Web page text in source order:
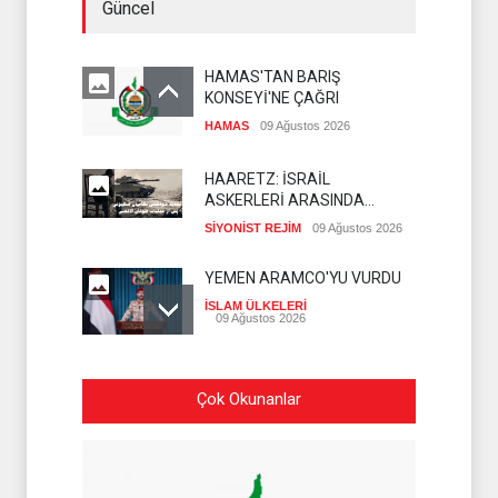
Güncel
HAMAS'TAN BARIŞ
KONSEYİ'NE ÇAĞRI
HAMAS 09 Ağustos 2026
HAARETZ: İSRAİL
ASKERLERİ ARASINDA
İNTİHAR ORANI ARTIYOR
SİYONİST REJİM 09 Ağustos 2026
YEMEN ARAMCO'YU VURDU
İSLAM ÜLKELERİ
09 Ağustos 2026
HÜSEYİN EL HAC HASAN
SİYONİST DÜŞMANLA
YAPILAN MÜZAKERELERİ
HİZBULLAH 09 Ağustos 2026
SİYONİST İSRAİL
Çok Okunanlar